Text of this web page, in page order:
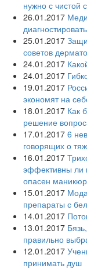
нужно с чистой
26.01.2017
25.01.2017
советов
24.01.2017
24.01.2017
19.01.2017
экономят на
18.01.2017 Как
решение
17.01.2017 6
говорящих о
16.01.2017
эффективны ли
опасен маникюр
15.01.2017
препараты с
14.01.2017
13.01.2017
правильно
12.01.2017
принимать душ